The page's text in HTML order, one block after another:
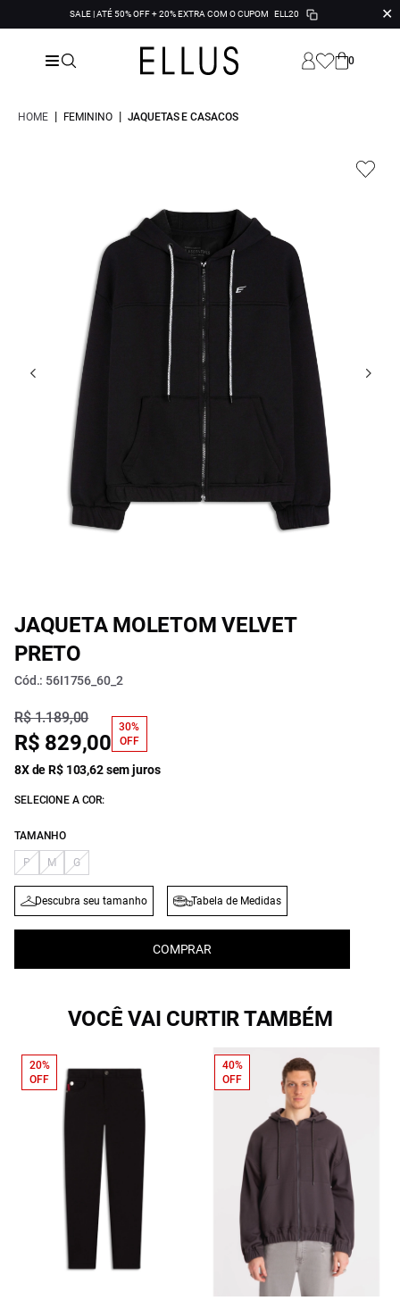
SALE | ATÉ 50% OFF + 20% EXTRA COM O CUPOM ELL20 ✕
0
HOME | FEMININO | JAQUETAS E CASACOS
JAQUETA MOLETOM VELVET
PRETO
Cód.: 56I1756_60_2
R$ 1.189,00
R$ 829,00
30%
OFF
8X de R$ 103,62 sem juros
SELECIONE A COR:
TAMANHO
P M G
Descubra seu tamanho Tabela de Medidas
COMPRAR
VOCÊ VAI CURTIR TAMBÉM
20%
OFF
40%
OFF